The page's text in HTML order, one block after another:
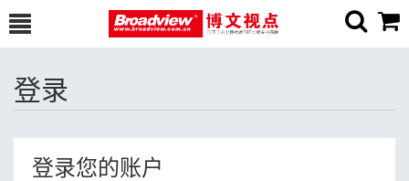
登录
登录您的账户